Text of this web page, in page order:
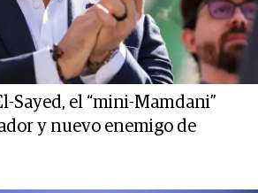
Sayed, el “mini-Mamdani”
y nuevo enemigo de